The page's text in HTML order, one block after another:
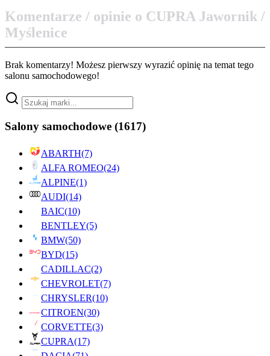
Komentarze / opinie o CUPRA Jawornik /
Myślenice
Brak komentarzy! Możesz pierwszy wyrazić opinię na temat tego
salonu samochodowego!
Salony samochodowe (1617)
ABARTH(7)
ALFA ROMEO(24)
ALPINE(1)
AUDI(14)
BAIC(10)
BENTLEY(5)
BMW(50)
BYD(15)
CADILLAC(2)
CHEVROLET(7)
CHRYSLER(10)
CITROEN(30)
CORVETTE(3)
CUPRA(17)